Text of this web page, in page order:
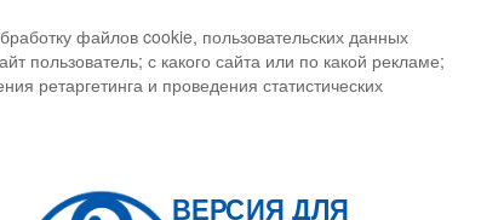
файлов cookie, пользовательских данных
пользователь; с какого сайта или по какой рекламе;
ретаргетинга и проведения статистических